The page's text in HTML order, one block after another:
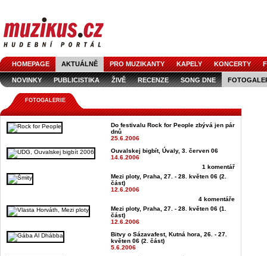
HOMEPAGE AKTUÁLNĚ PRO MUZIKANTY KAPELY KONCERTY
NOVINKY PUBLICISTIKA ŽIVĚ RECENZE SONG DNE
FOTOGALERIE
Do festivalu Rock for People zbývá jen pár
dnů
25.6.2006
Ouvalskej bigbít, Úvaly, 3. červen 06
14.6.2006
1 komentář
Mezi ploty, Praha, 27. - 28. květen 06 (2.
část)
12.6.2006
4 komentáře
Mezi ploty, Praha, 27. - 28. květen 06 (1.
část)
12.6.2006
Bitvy o Sázavafest, Kutná hora, 26. - 27.
květen 06 (2. část)
5.6.2006